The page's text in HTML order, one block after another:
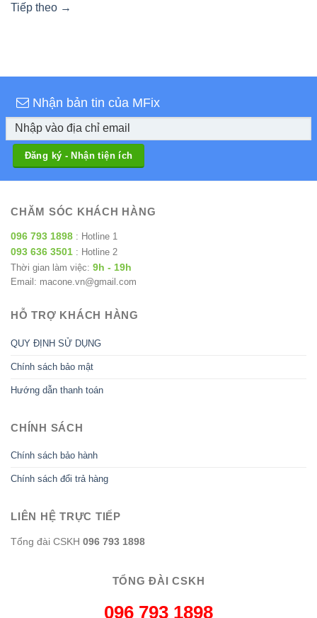
Tiếp theo →
Nhận bản tin của MFix
CHĂM SÓC KHÁCH HÀNG
096 793 1898 : Hotline 1
093 636 3501 : Hotline 2
Thời gian làm việc: 9h - 19h
Email: macone.vn@gmail.com
HỖ TRỢ KHÁCH HÀNG
QUY ĐỊNH SỬ DỤNG
Chính sách bảo mật
Hướng dẫn thanh toán
CHÍNH SÁCH
Chính sách bảo hành
Chính sách đổi trả hàng
LIÊN HỆ TRỰC TIẾP
Tổng đài CSKH 096 793 1898
TỔNG ĐÀI CSKH
096 793 1898